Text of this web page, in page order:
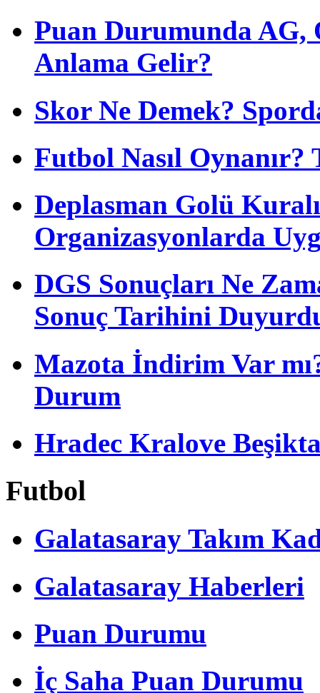
Puan Durumunda AG,
Anlama Gelir?
Skor Ne Demek?
Futbol Nasıl
Deplasman Golü
Organizasyonlarda
DGS Sonuçları Ne
Sonuç Tarihini
Mazota İndirim Var
Durum
Hradec Kralove
Futbol
Galatasaray Takım
Galatasaray Haberleri
Puan Durumu
İç Saha Puan Durumu